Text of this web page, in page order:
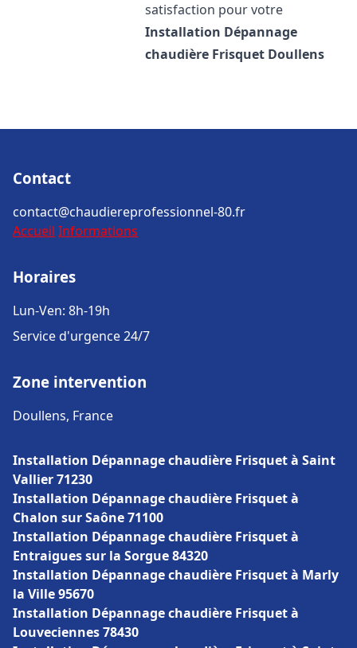
satisfaction pour votre
Installation Dépannage
chaudière Frisquet Doullens
Contact
contact@chaudiereprofessionnel-80.fr
Accueil Informations
Horaires
Lun-Ven: 8h-19h
Service d'urgence 24/7
Zone intervention
Doullens, France
Installation Dépannage chaudière Frisquet à Saint
Vallier 71230
Installation Dépannage chaudière Frisquet à
Chalon sur Saône 71100
Installation Dépannage chaudière Frisquet à
Entraigues sur la Sorgue 84320
Installation Dépannage chaudière Frisquet à Marly
la Ville 95670
Installation Dépannage chaudière Frisquet à
Louveciennes 78430